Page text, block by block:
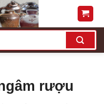
rượu